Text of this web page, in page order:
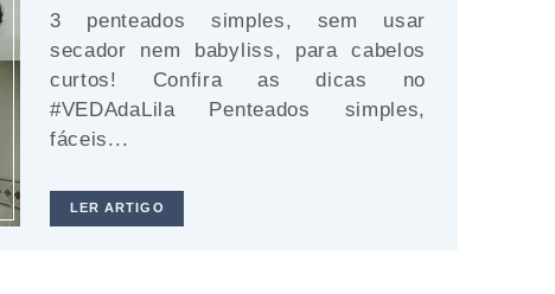
3 penteados simples, sem usar
secador nem babyliss, para cabelos
curtos! Confira as dicas no
#VEDAdaLila Penteados simples,
fáceis...
LER ARTIGO